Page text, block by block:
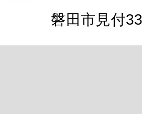
磐田市見付